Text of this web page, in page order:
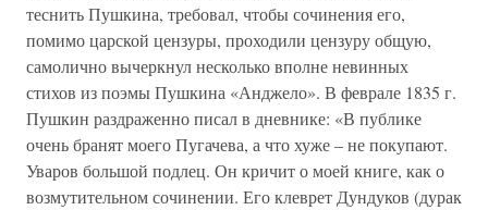
теснить Пушкина, требовал, чтобы сочинения его,
помимо царской цензуры, проходили цензуру общую,
самолично вычеркнул несколько вполне невинных
стихов из поэмы Пушкина «Анджело». В феврале 1835 г.
Пушкин раздраженно писал в дневнике: «В публике
очень бранят моего Пугачева, а что хуже – не покупают.
Уваров большой подлец. Он кричит о моей книге, как о
возмутительном сочинении. Его клеврет Дундуков (дурак